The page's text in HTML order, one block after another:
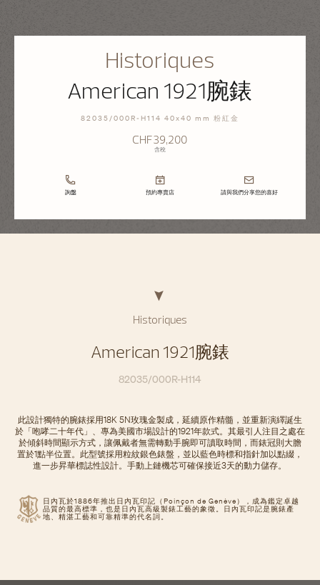
Historiques
American 1921腕錶
82035/000R-H114 40x40 mm 粉紅金
CHF39,200
含稅
詢盤 預約專賣店 請與我們分享您的喜好
Historiques
American 1921腕錶
82035/000R-H114
日內瓦於1886年推出日內瓦印記（Poinçon de Genève），成為鑑定卓越
品質的最高標準，也是日內瓦高級製錶工藝的象徵。日內瓦印記是腕錶產
地、精湛工藝和可靠精準的代名詞。
此設計獨特的腕錶採用18K 5N玫瑰金製成，延續原作精髓，並重新演繹誕生
於「咆哮二十年代」、專為美國市場設計的1921年款式。其最引人注目之處在
於傾斜時間顯示方式，讓佩戴者無需轉動手腕即可讀取時間，而錶冠則大膽
置於1點半位置。此型號採用粒紋銀色錶盤，並以藍色時標和指針加以點綴，
進一步昇華標誌性設計。手動上鏈機芯可確保接近3天的動力儲存。